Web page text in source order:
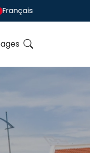
Français